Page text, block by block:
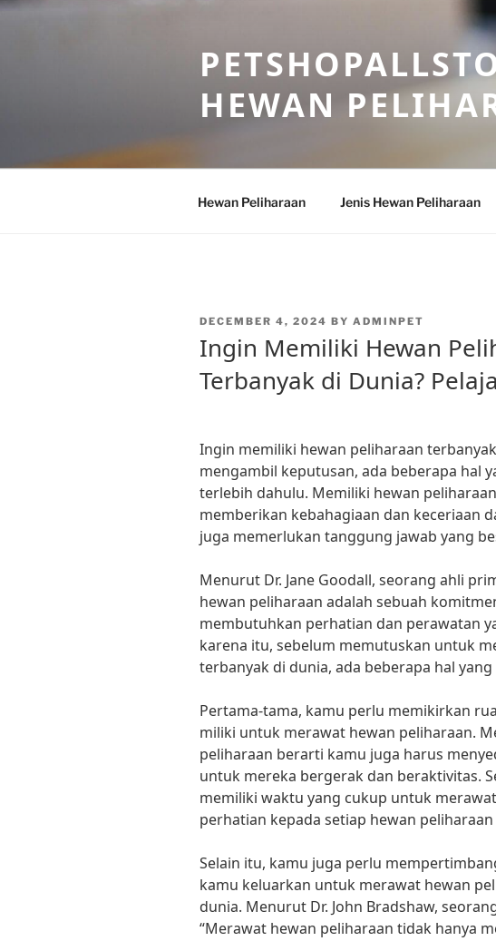
Skip
HEWAN
Hewan Peliharaan Jenis Hewan Peliharaan
POSTED
DECEMBER 4, 2024 BY ADMINPET
Ingin Memiliki Hewan
Terbanyak di Dunia?
Ingin memiliki hewan peliharaan
mengambil keputusan, ada beberapa hal
terlebih dahulu. Memiliki hewan
memberikan kebahagiaan dan keceriaan
juga memerlukan tanggung jawab yang
Menurut Dr. Jane Goodall, seorang ahli
hewan peliharaan adalah sebuah
membutuhkan perhatian dan perawatan
karena itu, sebelum memutuskan untuk
terbanyak di dunia, ada beberapa hal
Pertama-tama, kamu perlu memikirkan
miliki untuk merawat hewan peliharaan.
peliharaan berarti kamu juga harus
untuk mereka bergerak dan beraktivitas.
memiliki waktu yang cukup untuk
perhatian kepada setiap hewan
Selain itu, kamu juga perlu
kamu keluarkan untuk merawat hewan
dunia. Menurut Dr. John Bradshaw,
“Merawat hewan peliharaan tidak hanya